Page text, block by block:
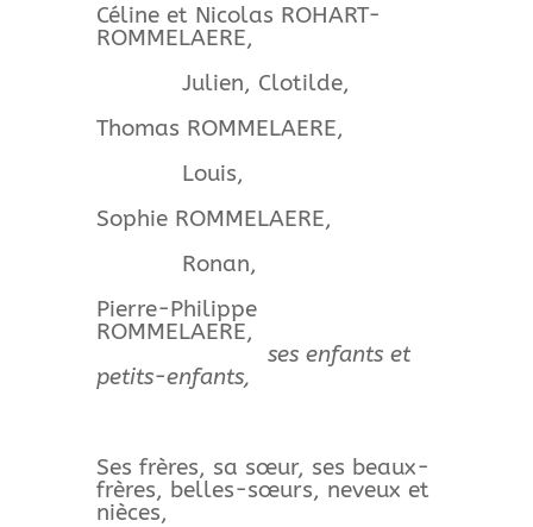
Céline et Nicolas ROHART-
ROMMELAERE,
Julien, Clotilde,
Thomas ROMMELAERE,
Louis,
Sophie ROMMELAERE,
Ronan,
Pierre-Philippe
ROMMELAERE,
ses enfants et
petits-enfants,
Ses frères, sa sœur, ses beaux-
frères, belles-sœurs, neveux et
nièces,